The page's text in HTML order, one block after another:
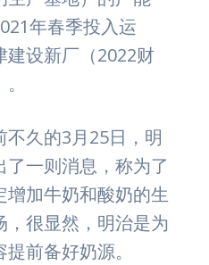
年春季投入运
建设新厂（2022财
久的3月25日，明
一则消息，称为了
加牛奶和酸奶的生
很显然，明治是为
前备好奶源。